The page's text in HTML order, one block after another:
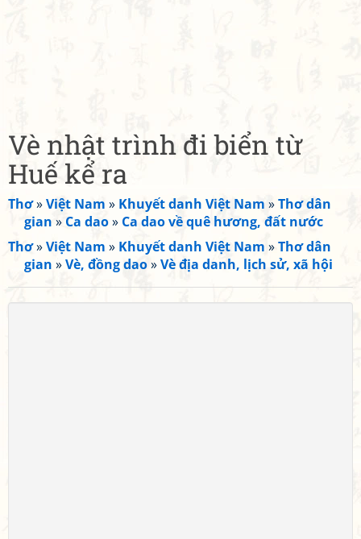
Vè nhật trình đi biển từ
Huế kể ra
Thơ»Việt Nam » Khuyết danh Việt Nam »Thơ dân
gian » Ca dao» Ca dao về quê hương, đất nước
Thơ»Việt Nam » Khuyết danh Việt Nam »Thơ dân
gian »Vè, đồng dao»Vè địa danh, lịch sử, xã hội